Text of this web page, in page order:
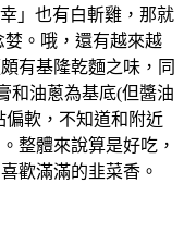
」也有白斬雞，那就
。哦，還有越來越
有基隆乾麵之味，同
和油蔥為基底(但醬油
偏軟，不知道和附近
整體來說算是好吃，
歡滿滿的韭菜香。